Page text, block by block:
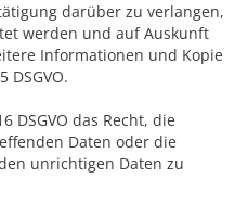
darüber zu verlangen,
werden und auf Auskunft
Informationen und Kopie
DSGVO.
DSGVO das Recht, die
Daten oder die
unrichtigen Daten zu